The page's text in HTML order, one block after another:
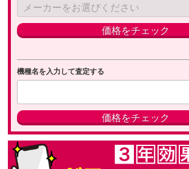
機種名を入力して査定する